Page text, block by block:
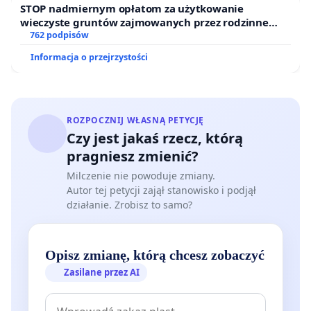
STOP nadmiernym opłatom za użytkowanie
wieczyste gruntów zajmowanych przez rodzinne
ogrody działkowe.
762 podpisów
Informacja o przejrzystości
ROZPOCZNIJ WŁASNĄ PETYCJĘ
Czy jest jakaś rzecz, którą
pragniesz zmienić?
Milczenie nie powoduje zmiany.
Autor tej petycji zajął stanowisko i podjął
działanie. Zrobisz to samo?
Opisz zmianę, którą chcesz zobaczyć
Zasilane przez AI